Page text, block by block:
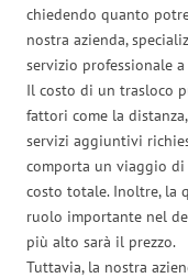
chiedendo quanto
nostra azienda,
servizio professionale
Il costo di un trasloco
fattori come la
servizi aggiuntivi
comporta un viaggio
costo totale. Inoltre, la
ruolo importante nel
più alto sarà il prezzo.
Tuttavia, la nostra